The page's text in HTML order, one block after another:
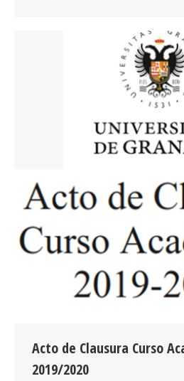
Acto de Clausura Curso
2019/2020